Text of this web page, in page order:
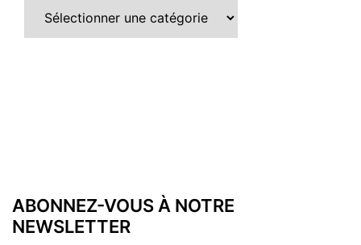
ABONNEZ-VOUS À NOTRE
NEWSLETTER